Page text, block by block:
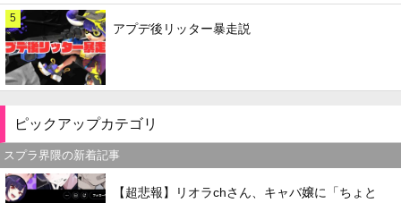
5
アプデ後リッター暴走説
ピックアップカテゴリ
スプラ界隈の新着記事
【超悲報】リオラchさん、キャバ嬢に「ちょと